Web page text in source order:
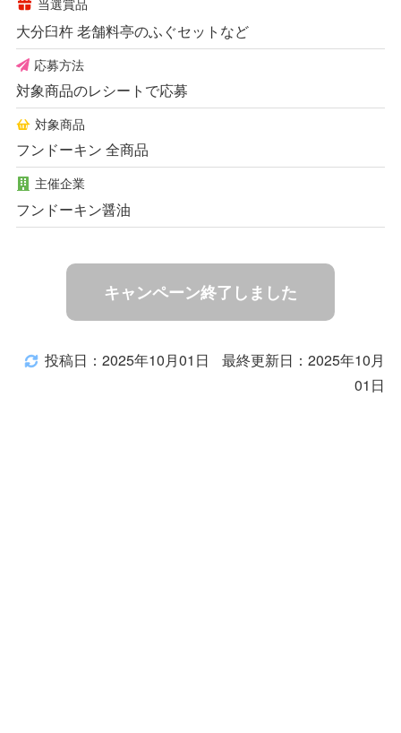
大分臼杵 老舗料亭のふぐセットなど
応募方法
対象商品のレシートで応募
対象商品
フンドーキン 全商品
主催企業
フンドーキン醤油
キャンペーン終了しました
投稿日：2025年10月01日
最終更新日：2025年10月
01日